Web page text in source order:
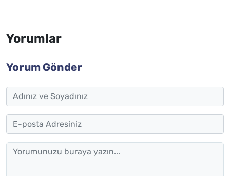
Yorumlar
Yorum Gönder